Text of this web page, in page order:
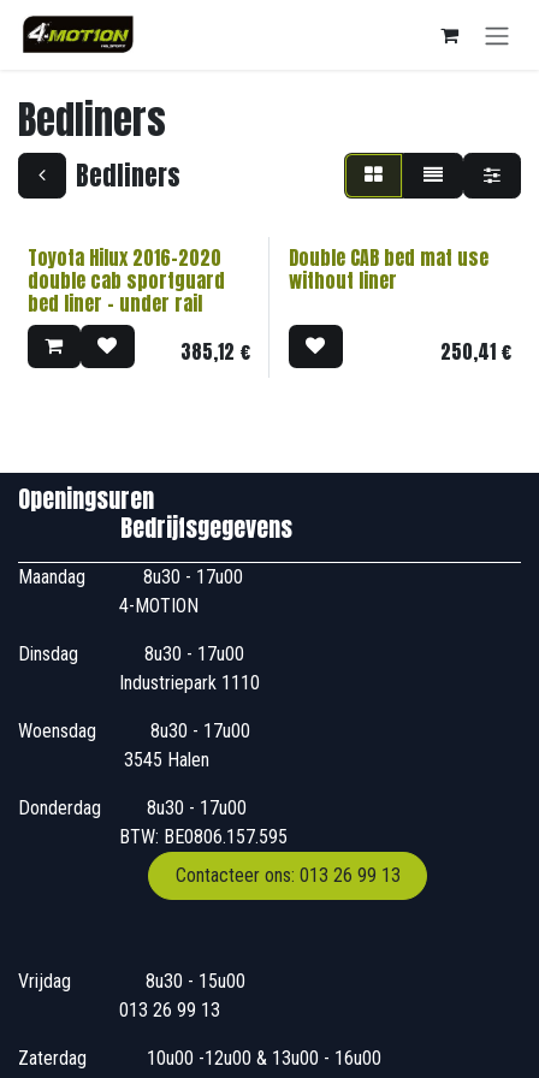
Overslaan naar inhoud
Bedliners
Bedliners
Toyota Hilux 2016-2020
double cab sportguard
bed liner - under rail
385,12 €
Double CAB bed mat use
without liner
250,41€
Openingsuren
Bedrijfsgegevens
Maandag
​8u30 - 17u00
4-MOTION
Dinsdag
​8u30 - 17u00
Industriepark 1110
Woensdag
​​​ 8u30 - 17u00
3545 Halen
Donderdag
​​8u30 - 17u00
BTW: BE0806.157.595
Contacteer ons: 013 26 99 13
Vrijdag
​8u30 - 15u00
013 26 99 13
Zaterdag
​10u00 -12u00 & 13u00 - 16u00